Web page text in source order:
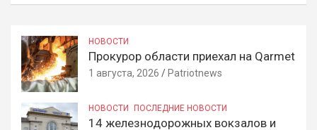
НОВОСТИ
Прокурор области приехал на Qarmet
1 августа, 2026 Patriotnews
НОВОСТИ ПОСЛЕДНИЕ НОВОСТИ
14 железнодорожных вокзалов и